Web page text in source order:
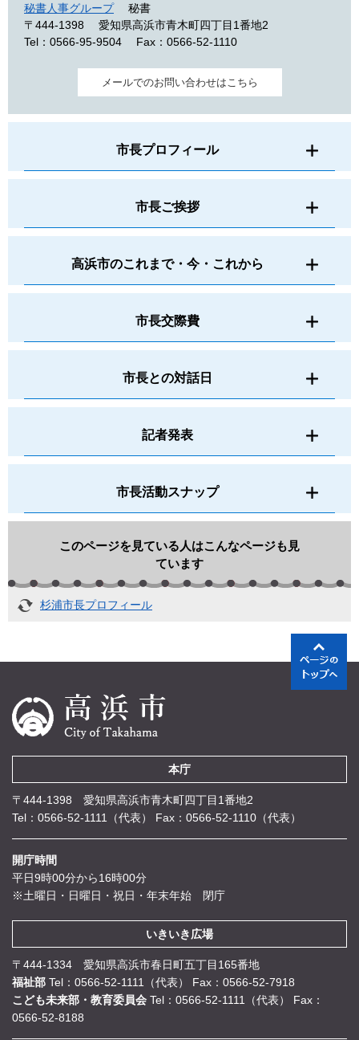
秘書人事グループ
秘書
〒444-1398
愛知県高浜市青木町四丁目1番地2
Tel：0566-95-9504
Fax：0566-52-1110
メールでのお問い合わせはこちら
市長プロフィール
市長ご挨拶
高浜市のこれまで・今・これから
市長交際費
市長との対話日
記者発表
市長活動スナップ
このページを見ている人はこんなページも見
ています
杉浦市長プロフィール
本庁
〒444-1398 愛知県高浜市青木町四丁目1番地2
Tel：0566-52-1111（代表）
Fax：0566-52-1110（代表）
開庁時間
平日9時00分から16時00分
※土曜日・日曜日・祝日・年末年始 閉庁
いきいき広場
〒444-1334 愛知県高浜市春日町五丁目165番地
福祉部 Tel：0566-52-1111（代表）
Fax：0566-52-7918
こども未来部・教育委員会 Tel：0566-52-1111（代表）
Fax：
0566-52-8188